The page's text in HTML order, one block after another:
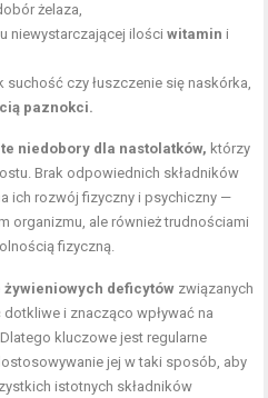
żelaza,
niewystarczającej ilościwitamin i
suchość czy łuszczenie się naskórka,
paznokci.
niedobory dla nastolatków, którzy
Brak odpowiednich składników
ich rozwój fizyczny i psychiczny —
organizmu, ale również trudnościami
fizyczną.
żywieniowych deficytów związanych
i znacząco wpływać na
kluczowe jest regularne
jej w taki sposób, aby
istotnych składników